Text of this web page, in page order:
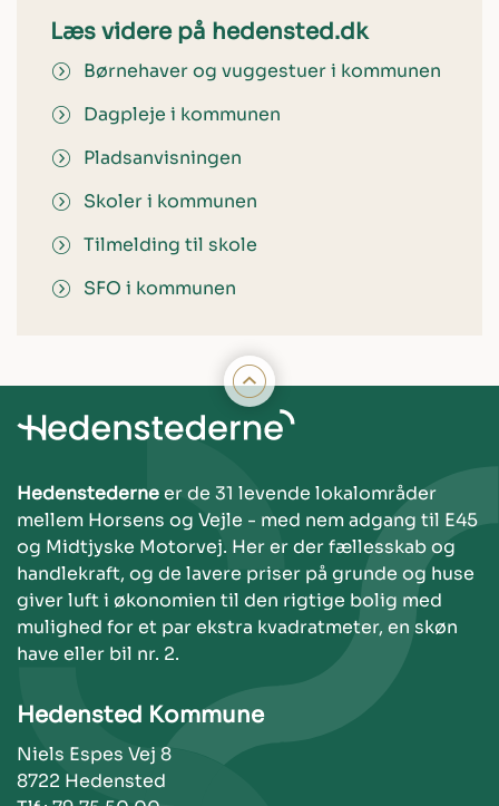
Læs videre på hedensted.dk
Børnehaver og vuggestuer i kommunen
Dagpleje i kommunen
Pladsanvisningen
Skoler i kommunen
Tilmelding til skole
SFO i kommunen
Hedenstederneer de 31 levende lokalområder
mellem Horsens og Vejle - med nem adgang til E45
og Midtjyske Motorvej. Her er der fællesskab og
handlekraft, og de lavere priser på grunde og huse
giver luft i økonomien til den rigtige bolig med
mulighed for et par ekstra kvadratmeter, en skøn
have eller bil nr. 2.
Hedensted Kommune
Niels Espes Vej 8
8722 Hedensted